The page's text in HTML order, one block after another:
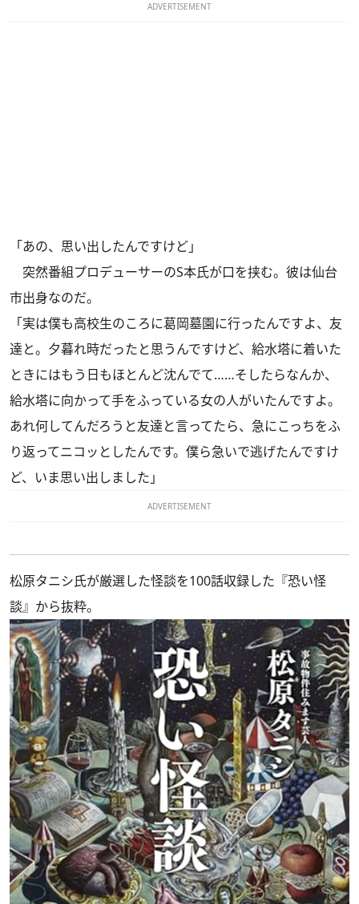
ADVERTISEMENT
「あの、思い出したんですけど」
突然番組プロデューサーのS本氏が口を挟む。彼は仙台
市出身なのだ。
「実は僕も高校生のころに葛岡墓園に行ったんですよ、友
達と。夕暮れ時だったと思うんですけど、給水塔に着いた
ときにはもう日もほとんど沈んでて……そしたらなんか、
給水塔に向かって手をふっている女の人がいたんですよ。
あれ何してんだろうと友達と言ってたら、急にこっちをふ
り返ってニコッとしたんです。僕ら急いで逃げたんですけ
ど、いま思い出しました」
ADVERTISEMENT
松原タニシ氏が厳選した怪談を100話収録した『恐い怪
談』から抜粋。